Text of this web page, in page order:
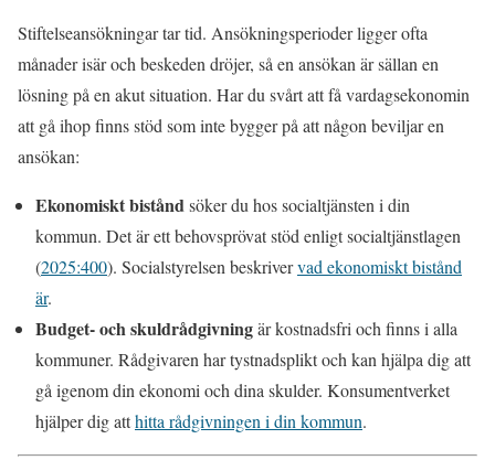
Stiftelseansökningar tar tid. Ansökningsperioder ligger ofta
månader isär och beskeden dröjer, så en ansökan är sällan en
lösning på en akut situation. Har du svårt att få vardagsekonomin
att gå ihop finns stöd som inte bygger på att någon beviljar en
ansökan:
Ekonomiskt biståndsöker du hos socialtjänsten i din
kommun. Det är ett behovsprövat stöd enligt socialtjänstlagen
(2025:400). Socialstyrelsen beskrivervad ekonomiskt bistånd
är.
Budget- och skuldrådgivningär kostnadsfri och finns i alla
kommuner. Rådgivaren har tystnadsplikt och kan hjälpa dig att
gå igenom din ekonomi och dina skulder. Konsumentverket
hjälper dig atthitta rådgivningen i din kommun.